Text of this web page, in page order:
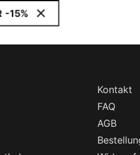
-15%
Kontakt
FAQ
AGB